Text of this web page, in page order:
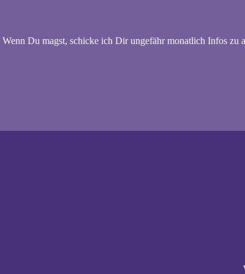
Wenn Du magst, schicke ich Dir ungefähr monatlich Infos